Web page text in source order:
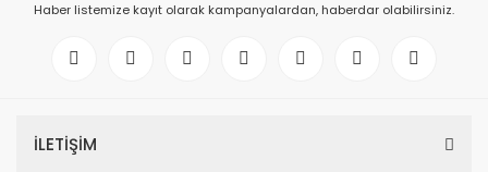
Haber listemize kayıt olarak kampanyalardan, haberdar olabilirsiniz.
İLETİŞİM